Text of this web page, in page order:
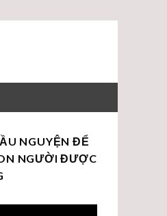
NGUYỆN ĐỂ
NGƯỜI ĐƯỢC